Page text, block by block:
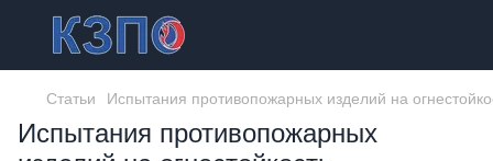
Статьи Испытания противопожарных изделий на
Испытания противопожарных